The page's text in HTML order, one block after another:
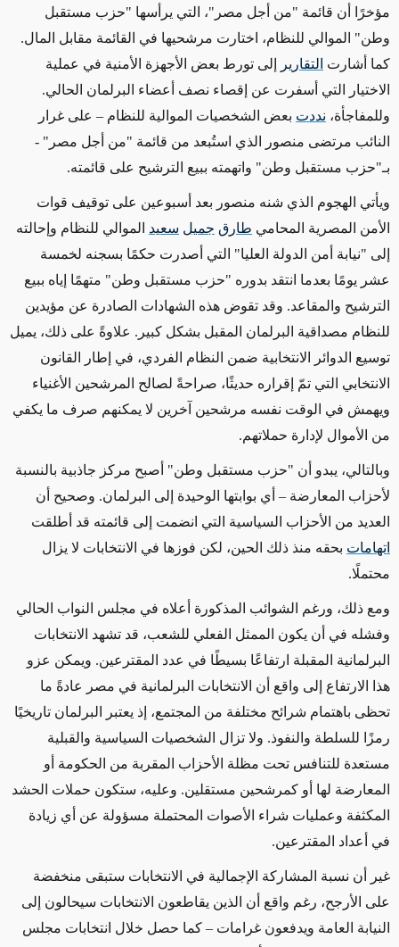
مؤخرًا أن قائمة "من أجل مصر"، التي يرأسها "حزب مستقبل
وطن" الموالي للنظام، اختارت مرشحيها في القائمة مقابل المال.
كما أشارت التقارير
إلى تورط بعض الأجهزة الأمنية في عملية
الاختيار التي أسفرت عن إقصاء نصف أعضاء البرلمان الحالي.
وللمفاجأة، نددت بعض الشخصيات الموالية للنظام – على غرار
النائب مرتضى منصور الذي استُبعد من قائمة "من أجل مصر" -
بـ"حزب مستقبل وطن" واتهمته ببيع الترشيح على قائمته.
ويأتي الهجوم الذي شنه منصور بعد أسبوعين على توقيف قوات
الأمن المصرية المحامي طارق جميل سعيد الموالي للنظام وإحالته
إلى "نيابة أمن الدولة العليا" التي أصدرت حكمًا بسجنه لخمسة
عشر يومًا بعدما انتقد بدوره "حزب مستقبل وطن" متهمًا إياه ببيع
الترشيح والمقاعد. وقد تقوض هذه الشهادات الصادرة عن مؤيدين
للنظام مصداقية البرلمان المقبل بشكل كبير. علاوةً على ذلك، يميل
توسيع الدوائر الانتخابية ضمن النظام الفردي، في إطار القانون
الانتخابي التي تمّ إقراره حديثًا، صراحةً لصالح المرشحين الأغنياء
ويهمش في الوقت نفسه مرشحين آخرين لا يمكنهم صرف ما يكفي
من الأموال لإدارة حملاتهم.
وبالتالي، يبدو أن "حزب مستقبل وطن" أصبح مركز جاذبية بالنسبة
لأحزاب المعارضة – أي بوابتها الوحيدة إلى البرلمان. وصحيح أن
العديد من الأحزاب السياسية التي انضمت إلى قائمته قد أطلقت
اتهامات بحقه منذ ذلك الحين، لكن فوزها في الانتخابات لا يزال
محتملًا.
ومع ذلك، ورغم الشوائب المذكورة أعلاه في مجلس النواب الحالي
وفشله في أن يكون الممثل الفعلي للشعب، قد تشهد الانتخابات
البرلمانية المقبلة ارتفاعًا بسيطًا في عدد المقترعين. ويمكن عزو
هذا الارتفاع إلى واقع أن الانتخابات البرلمانية في مصر عادةً ما
تحظى باهتمام شرائح مختلفة من المجتمع، إذ يعتبر البرلمان تاريخيًا
رمزًا للسلطة والنفوذ. ولا تزال الشخصيات السياسية والقبلية
مستعدة للتنافس تحت مظلة الأحزاب المقربة من الحكومة أو
المعارضة لها أو كمرشحين مستقلين. وعليه، ستكون حملات الحشد
المكثفة وعمليات شراء الأصوات المحتملة مسؤولة عن أي زيادة
في أعداد المقترعين.
غير أن نسبة المشاركة الإجمالية في الانتخابات ستبقى منخفضة
على الأرجح، رغم واقع أن الذين يقاطعون الانتخابات سيحالون إلى
النيابة العامة ويدفعون غرامات – كما حصل خلال انتخابات مجلس